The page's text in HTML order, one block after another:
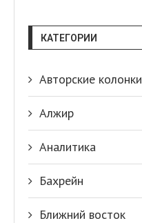
КАТЕГОРИИ
Авторские колонки
Алжир
Аналитика
Бахрейн
Ближний восток